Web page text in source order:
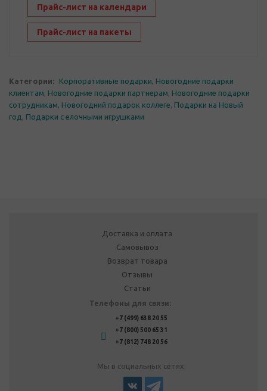
Прайс-лист на календари
Прайс-лист на пакеты
Категории: Корпоративные подарки, Новогодние подарки
клиентам, Новогодние подарки партнерам, Новогодние подарки
сотрудникам, Новогодний подарок коллеге, Подарки на Новый
год , Подарки с елочными игрушками
Доставка и оплата
Самовывоз
Возврат товара
Отзывы
Статьи
Телефоны для связи:
+7 (499) 638 20 55
+7 (800) 500 65 31
+7 (812) 748 20 56
Мы в социальных сетях: